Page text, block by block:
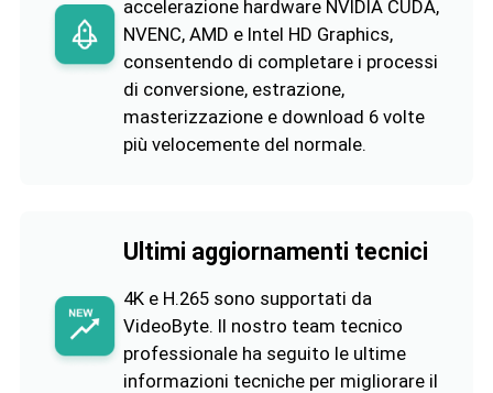
accelerazione hardware NVIDIA CUDA,
NVENC, AMD e Intel HD Graphics,
consentendo di completare i processi
di conversione, estrazione,
masterizzazione e download 6 volte
più velocemente del normale.
Ultimi aggiornamenti tecnici
4K e H.265 sono supportati da
VideoByte. Il nostro team tecnico
professionale ha seguito le ultime
informazioni tecniche per migliorare il